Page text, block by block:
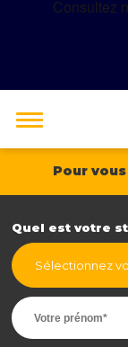
Pour
Quel est votre